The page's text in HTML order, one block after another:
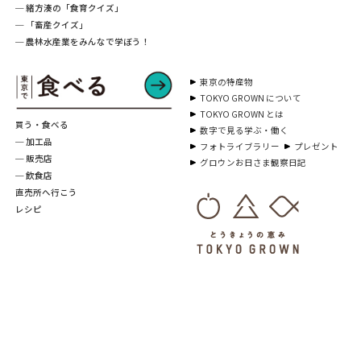
─ 緒方湊の「食育クイズ」
─ 「畜産クイズ」
─ 農林水産業をみんなで学ぼう！
買う・食べる
─ 加工品
─ 販売店
─ 飲食店
直売所へ行こう
レシピ
東京の特産物
TOKYO GROWN について
TOKYO GROWN とは
数字で見る学ぶ・働く
フォトライブラリー
プレゼント
グロウンお日さま観察日記